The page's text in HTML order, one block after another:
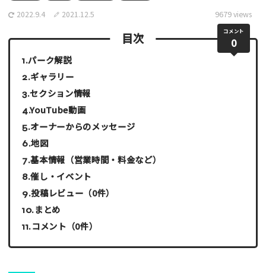
2022.9.4 2021.12.5 9679 views
コメント
0
目次
パーク解説
ギャラリー
セクション情報
YouTube動画
オーナーからのメッセージ
地図
基本情報（営業時間・料金など）
催し・イベント
投稿レビュー（0件）
まとめ
コメント（0件）